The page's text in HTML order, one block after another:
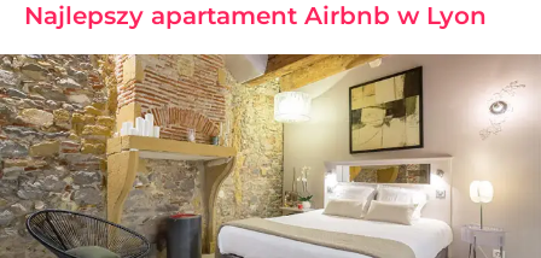
Najlepszy apartament Airbnb w Lyon